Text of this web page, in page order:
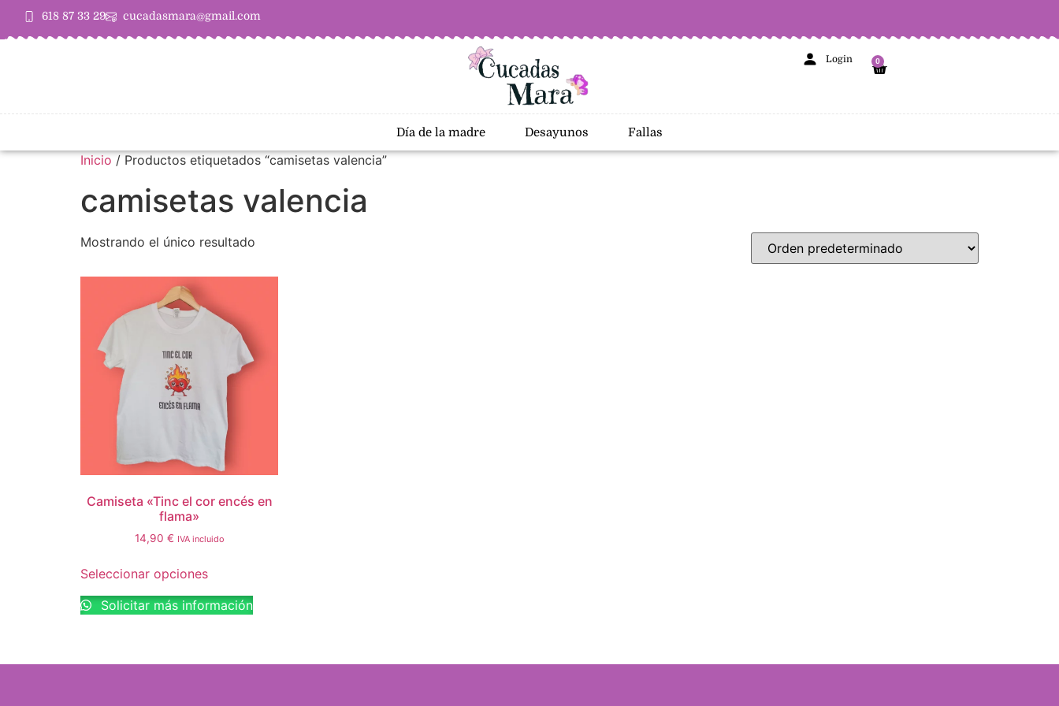
618 87 33 29 cucadasmara@gmail.com
Login 0
Día de la madre Desayunos Fallas
Inicio / Productos etiquetados “camisetas valencia”
camisetas valencia
Mostrando el único resultado
Camiseta «Tinc el cor encés en
flama»
14,90 € IVA incluido
Seleccionar opciones
Solicitar más información